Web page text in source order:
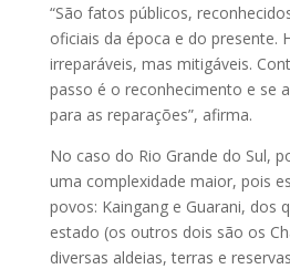
“São fatos públicos,
oficiais da época e do presente.
irreparáveis, mas mitigáveis.
passo é o reconhecimento e se
para as reparações”, afirma.
No caso do Rio Grande do Sul,
uma complexidade maior, pois
povos: Kaingang e Guarani, dos
estado (os outros dois são os
diversas aldeias, terras e